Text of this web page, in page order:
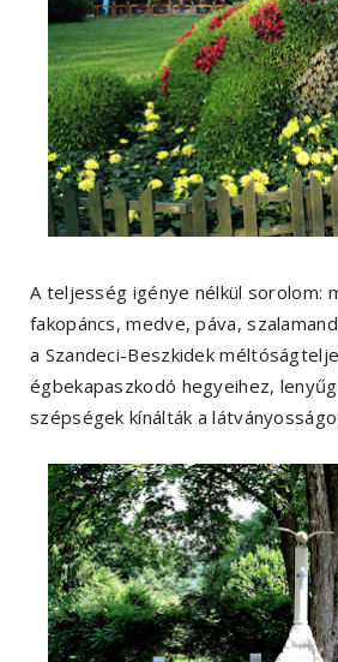
A teljesség igénye nélkül sorolom:
fakopáncs, medve, páva,
a Szandeci-Beszkidek
égbekapaszkodó hegyeihez,
szépségek kínálták a